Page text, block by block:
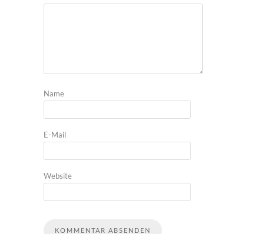
Name
E-Mail
Website